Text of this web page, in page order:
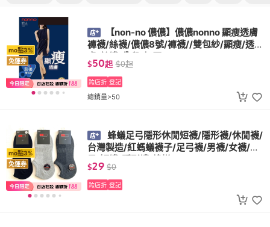
mo點3%
免運券
【non-no 儂儂】儂儂nonno 顯瘦透膚
褲襪/絲襪/儂儂8號/褲襪//雙包紗/顯瘦/透
$50起 $0起
總銷量>50
跨店折 登記
mo點3%
免運券
蜂蟻足弓隱形休閒短襪/隱形襪/休閒襪/
台灣製造/紅螞蟻襪子/足弓襪/男襪/女襪/襪
$29 $0
跨店折 登記